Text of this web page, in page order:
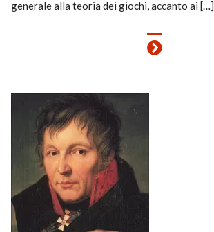
generale alla teoria dei giochi, accanto ai […]